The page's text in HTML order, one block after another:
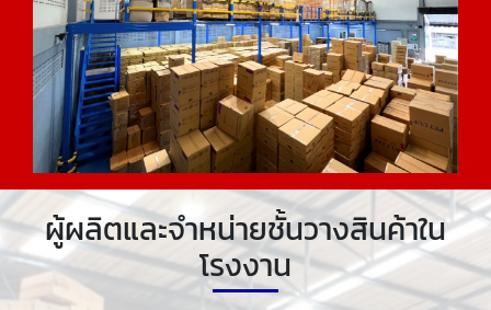
ผู้ผลิตและจำหน่ายชั้นวางสินค้าใน
โรงงาน